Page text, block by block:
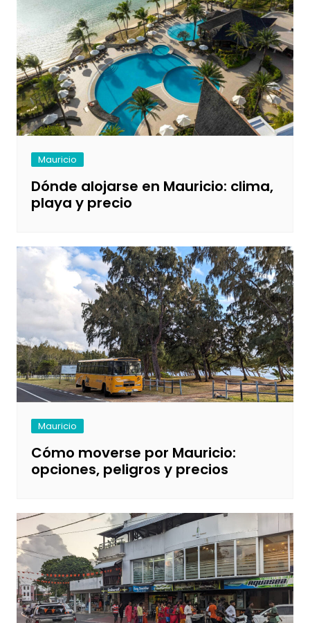
Mauricio
Dónde alojarse en Mauricio: clima,
playa y precio
Mauricio
Cómo moverse por Mauricio:
opciones, peligros y precios